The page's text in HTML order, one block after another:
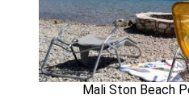
Mali Ston Beach